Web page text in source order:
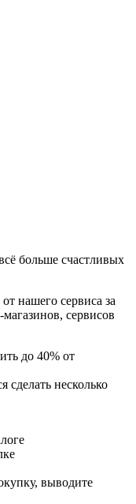
больше счастливых
нашего сервиса за
сервисов
до 40% от
сделать несколько
выводите